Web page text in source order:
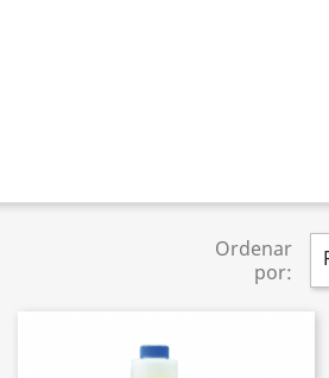
Ordenar
por: